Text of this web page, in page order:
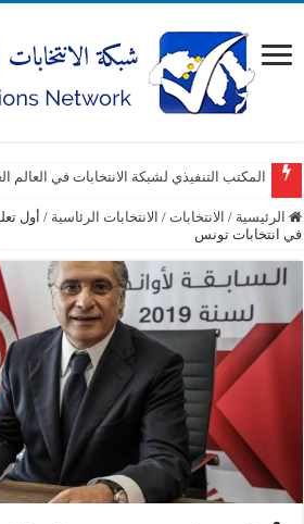
المكتب التنفيذي لشبكة الانتخابات في العالم
الرئيسية / الانتخابات / الانتخابات الرئاسية / أول
في انتخابات تونس